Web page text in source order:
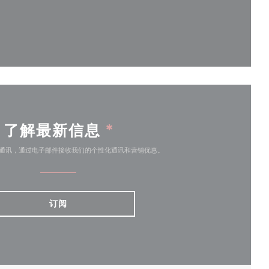
了解最新信息 *
讯，通过电子邮件接收我们的个性化通讯和营销优惠。
订阅